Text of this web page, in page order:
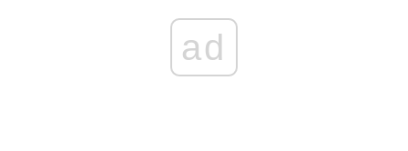
ad